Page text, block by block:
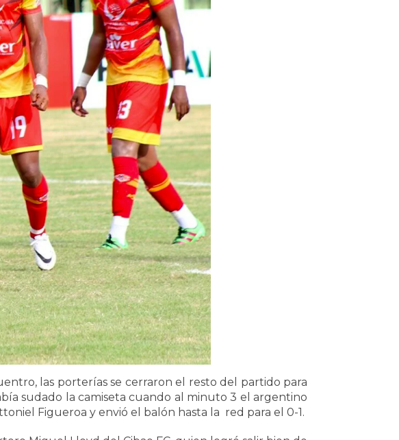
las porterías se cerraron el resto del partido para
sudado la camiseta cuando al minuto 3 el argentino
Figueroa y envió el balón hasta la red para el 0-1.